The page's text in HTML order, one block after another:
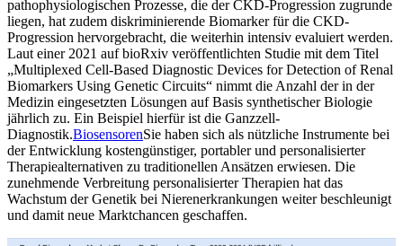
pathophysiologischen Prozesse, die der CKD-Progression zugrunde
liegen, hat zudem diskriminierende Biomarker für die CKD-
Progression hervorgebracht, die weiterhin intensiv evaluiert werden.
Laut einer 2021 auf bioRxiv veröffentlichten Studie mit dem Titel
„Multiplexed Cell-Based Diagnostic Devices for Detection of Renal
Biomarkers Using Genetic Circuits“ nimmt die Anzahl der in der
Medizin eingesetzten Lösungen auf Basis synthetischer Biologie
jährlich zu. Ein Beispiel hierfür ist die Ganzzell-
Diagnostik.BiosensorenSie haben sich als nützliche Instrumente bei
der Entwicklung kostengünstiger, portabler und personalisierter
Therapiealternativen zu traditionellen Ansätzen erwiesen. Die
zunehmende Verbreitung personalisierter Therapien hat das
Wachstum der Genetik bei Nierenerkrankungen weiter beschleunigt
und damit neue Marktchancen geschaffen.